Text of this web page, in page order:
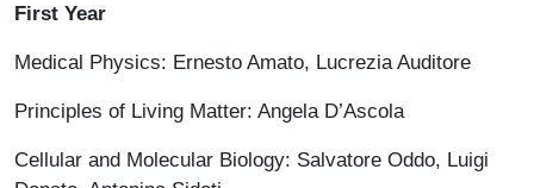
First Year
Medical Physics: Ernesto Amato, Lucrezia Auditore
Principles of Living Matter: Angela D’Ascola
Cellular and Molecular Biology: Salvatore Oddo, Luigi